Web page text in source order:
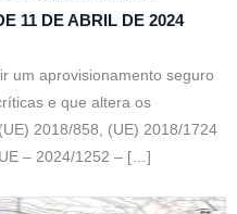
11 DE ABRIL DE 2024
um aprovisionamento seguro
e que altera os
2018/858, (UE) 2018/1724
– 2024/1252 – […]